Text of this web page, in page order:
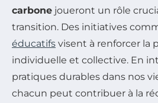
carbone joueront un rôle
transition. Des initiatives
éducatifs visent à renforcer la
individuelle et collective. En
pratiques durables dans nos
chacun peut contribuer à la